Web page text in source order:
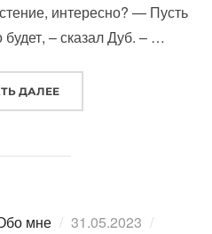
интересно? — Пусть
будет, – сказал Дуб. – …
ДАЛЕЕ«СКАЗКА ПРО
мне Опубликовано
31.05.2023